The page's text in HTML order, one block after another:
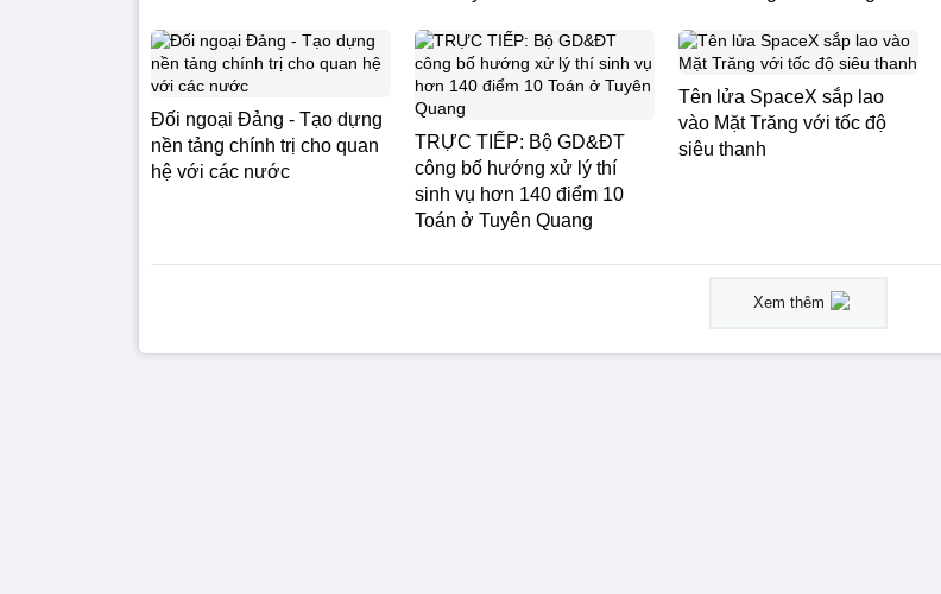
Đối ngoại Đảng - Tạo dựng
nền tảng chính trị cho quan
hệ với các nước
TRỰC TIẾP: Bộ GD&ĐT
công bố hướng xử lý thí
sinh vụ hơn 140 điểm 10
Toán ở Tuyên Quang
Tên lửa SpaceX sắp lao
vào Mặt Trăng với tốc độ
siêu thanh
Xem thêm